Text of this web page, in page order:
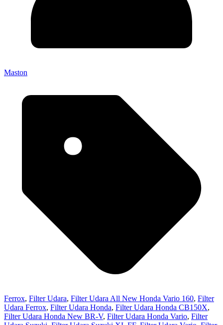
Maston
Ferrox, Filter Udara, Filter Udara All New Honda Vario 160, Filter
Udara Ferrox, Filter Udara Honda, Filter Udara Honda CB150X,
Filter Udara Honda New BR-V, Filter Udara Honda Vario, Filter